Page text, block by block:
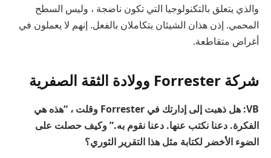
والذي يتعلق بالتكنولوجيا التي تكون ناضجة ، وليس السطح
المحمي. إذن هذان الشيئان يتكاملان بالفعل. إنهم لا يعملون في
أغراض متقاطعة.
شركة Forrester وولادة الثقة الصفرية
VB: هل ذهبت إلى إدارتك في Forrester وقلت ، “هذه هي
الفكرة. دعنا نكتب عنها. دعنا نقوم به.” وكيف حصلت على
الضوء الأخضر لكتابة مثل هذا التقرير الثوري؟